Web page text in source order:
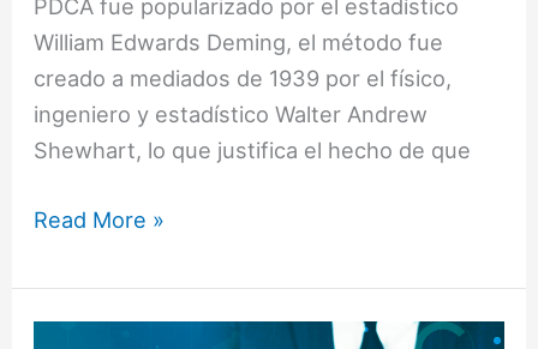
PDCA fue popularizado por el estadístico
William Edwards Deming, el método fue
creado a mediados de 1939 por el físico,
ingeniero y estadístico Walter Andrew
Shewhart, lo que justifica el hecho de que
Read More »